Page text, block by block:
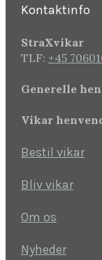
Kontaktinfo
StraXvikar
TLF: +45
Generelle
Vikar
Bestil vikar
Bliv vikar
Om os
Nyheder